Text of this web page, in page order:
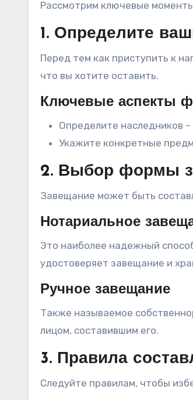
Рассмотрим ключевые
1. Определите
Перед тем как приступить к
что вы хотите оставить.
Ключевые аспекты
Определите наследников
Укажите конкретные
2. Выбор формы
Завещание может быть
Нотариальное
Это наиболее надежный
удостоверяет завещание и
Ручное завещание
Также называемое
лицом, составившим его.
3. Правила
Следуйте правилам, чтобы